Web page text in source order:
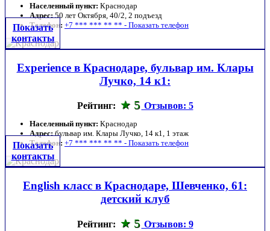
Населенный пункт: Краснодар
Адрес: 50 лет Октября, 40/2, 2 подъезд
Телефон: +7 *** *** ** ** - Показать телефон
Показать
контакты
Experience в Краснодаре, бульвар им. Клары
Лучко, 14 к1:
Рейтинг: 5 Отзывов: 5
Населенный пункт: Краснодар
Адрес:бульвар им. Клары Лучко, 14 к1, 1 этаж
Телефон: +7 *** *** ** ** - Показать телефон
Показать
контакты
English класс в Краснодаре, Шевченко, 61:
детский клуб
Рейтинг: 5 Отзывов: 9